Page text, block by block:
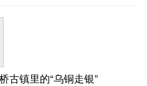
古镇里的“乌铜走银”